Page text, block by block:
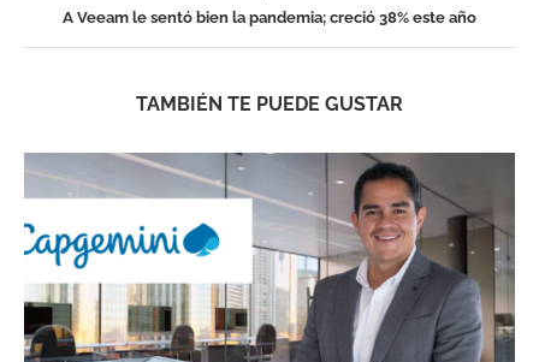
A Veeam le sentó bien la pandemia; creció 38% este año
TAMBIÉN TE PUEDE GUSTAR